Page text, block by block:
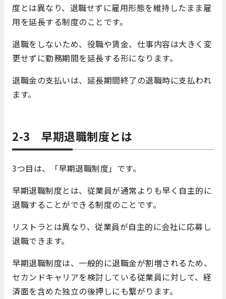
度とは異なり、退職せずに雇用形態を維持したまま雇
用を延長する制度のことです。
退職をしないため、役職や賃金、仕事内容は大きく変
更せずに勤務期間を延長する形になります。
退職金の支払いは、延長期間終了の退職時に支払われ
ます。
2-3 早期退職制度とは
3つ目は、「早期退職制度」です。
早期退職制度とは、従業員が通常よりも早く自主的に
退職することができる制度のことです。
リストラとは異なり、従業員が自主的に会社に応募し
退職できます。
早期退職制度は、一般的に退職金が割増されるため、
セカンドキャリアを検討している従業員に対して、経
済面を含めた独立の後押しにも繋がります。